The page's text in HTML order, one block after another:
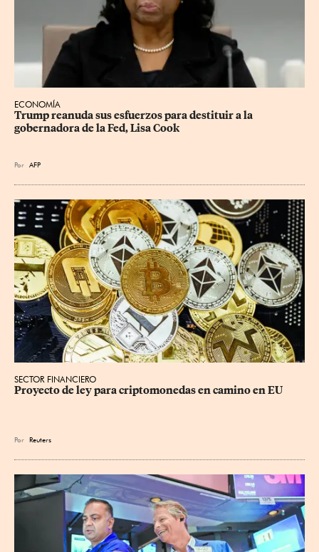
ECONOMÍA
Trump reanuda sus esfuerzos para destituir a la
gobernadora de la Fed, Lisa Cook
Por AFP
SECTOR FINANCIERO
Proyecto de ley para criptomonedas en camino en EU
Por Reuters